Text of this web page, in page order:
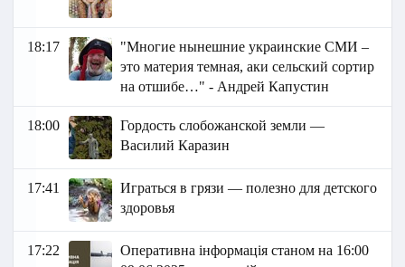
18:17
"Многие нынешние украинские СМИ –
это материя темная, аки сельский сортир
на отшибе…" - Андрей Капустин
18:00
Гордость слобожанской земли —
Василий Каразин
17:41
Играться в грязи — полезно для детского
здоровья
17:22
Оперативна інформація станом на 16:00